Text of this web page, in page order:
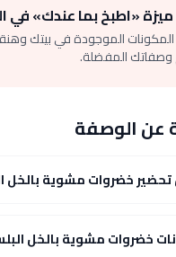
«اطبخ بما عندك» في
الموجودة في بيتك
المفضلة.
عن الوصفة
خضروات مشوية بالخل
خضروات مشوية بالخل